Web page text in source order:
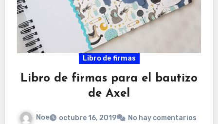
Libro de firmas
Libro de firmas para el bautizo
de Axel
Noe octubre 16, 2019 No hay comentarios